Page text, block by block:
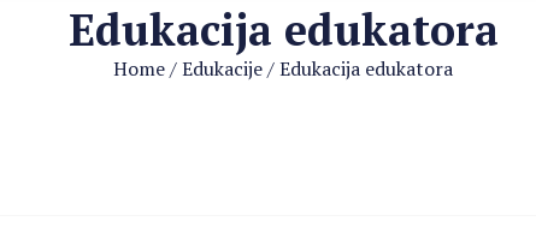
Edukacija edukatora
Home/Edukacije/Edukacija edukatora